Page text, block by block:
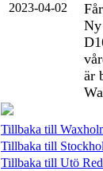
2023-04-02
Ny
är
Tillbaka till
Tillbaka till
Tillbaka till Utö